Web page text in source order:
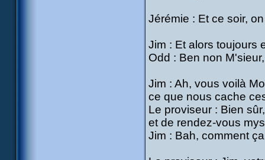
Jérémie : Et ce soir,
Jim : Et alors toujours
Odd : Ben non
Jim : Ah, vous voilà
ce que nous cache
Le proviseur : Bien
et de rendez-vous
Jim : Bah, comment